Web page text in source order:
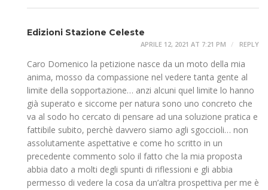
Edizioni Stazione Celeste
APRILE 12, 2021 AT 7:21 PM REPLY
Caro Domenico la petizione nasce da un moto della mia
anima, mosso da compassione nel vedere tanta gente al
limite della sopportazione… anzi alcuni quel limite lo hanno
già superato e siccome per natura sono uno concreto che
va al sodo ho cercato di pensare ad una soluzione pratica e
fattibile subito, perchè davvero siamo agli sgoccioli… non
assolutamente aspettative e come ho scritto in un
precedente commento solo il fatto che la mia proposta
abbia dato a molti degli spunti di riflessioni e gli abbia
permesso di vedere la cosa da un’altra prospettiva per me è